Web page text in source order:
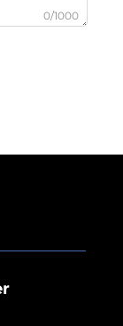
0/1000